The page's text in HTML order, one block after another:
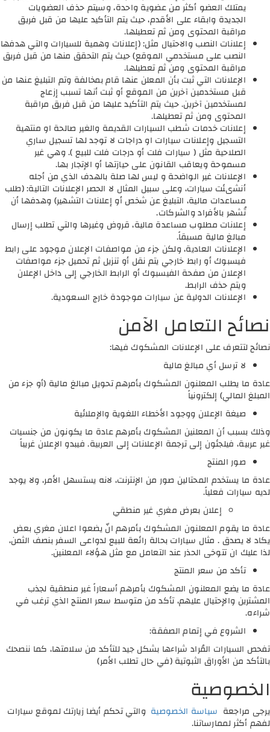
يمتلك العضو أكثر من عضوية واحدة، وسيتم حذف العضويات
الجديدة وابقاء على الأقدم، حيث يتم التأكيد عليها من قبل فريق
مراقبة المحتوى ومن ثم تعطيلها.
إعلانات النصب والاحتيال مثل: (إعلانات وهمية للسيارات والتي هدفها
النصب على مستخدمي الموقع) حيث يتم التحقق منها من قبل فريق
مراقبة المحتوى ومن ثم تعطيلها.
الإعلانات التي ثبت بأن المعلن عنها قام بمخالفة وتم التبليغ عنها من
قبل مستخدمين آخرين من الموقع أو ثبت أنها تسبب إزعاج
لمستخدمين آخرين. حيث يتم التأكيد عليها من قبل فريق مراقبة
المحتوى ومن ثم تعطيلها.
إعلانات خدمات شطب السيارات القديمة والغير صالحة او منتهية
التسجيل وإعلانات سيارات او دراجات لا توجد لها تسجيل ساري
الصلاحية مثل ( سيارات فلت أو درجات فلت للبيع ). وهي غير
مسموحة ويعاقب القانون على حيازتها أو الإتجار بها.
الإعلانات غير الواضحة و ليس لها صلة بالهدف الذي من أجله
أنشىئت سيارات، وعلى سبيل المثال لا الحصر الإعلانات التالية: (طلب
مساعدات مالية، التبليغ عن شخص أو إعلانات التشهير) وهدفها أن
تُشهر بالأفراد والشركات.
إعلانات مطلوب مساعدة مالية، قروض وغيرها والتي تطلب إرسال
مبالغ مالية مسبقاً.
الإعلانات العادية، ولكن جزء من مواصفات الإعلان موجود على رابط
فيسبوك أو رابط خارجي يتم نقل أو تنزيل ثم تحميل جزء مواصفات
الإعلان من صفحة الفيسبوك أو الرابط الخارجي إلى داخل الإعلان
ويتم حذف الرابط.
الإعلانات الدولية عن سيارات موجودة خارج السعودية.
نصائح التعامل الآمن
نصائح لتتعرف على الإعلانات المشكوك فيها:
لا ترسل أي مبالغ مالية
عادة ما يطلب المعلنون المشكوك بأمرهم تحويل مبالغ مالية (أو جزء من
المبلغ المالي) إلكترونياً
صيغة الإعلان ووجود الأخطاء اللغوية والإملائية
وذلك بسبب أن المعلنين المشكوك بأمرهم عادة ما يكونون من جنسيات
غير عربية، فيلجئون إلى ترجمة الإعلانات إلى العربية. فيبدو الإعلان غريباً
صور المنتج
عادة ما يستخدم المحتالين صور من الإنترنت، لانه يستسهل الأمر، ولا يوجد
لديه سيارات فعلياً.
إعلان بعرض مغري غير منطقي
عادة ما يقوم المعلنون المشكوك بأمرهم انّ يضعوا اعلان مغري بعض
يكاد لا يصدق . مثال سيارات بحالة رائعة للبيع لدواعى السفر بنصف الثمن،
لذا عليك ان تتوخى الحذر عند التعامل مع مثل هؤلاء المعلنين.
تأكد من سعر المنتج
عادة ما يضع المعلنون المشكوك بأمرهم أسعاراً غير منطقية لجذب
المشترين والإحتيال عليهم، تأكد من متوسط سعر المنتج الذي ترغب في
شراءه.
الشروع في إتمام الصفقة:
تفحص السيارات المُراد شراءها بشكل جيد للتأكد من سلامتها، كما ننصحك
بالتأكد من الأوراق الثبوتية (في حال تطلب الأمر)
الخصوصية
يرجى مراجعة سياسة الخصوصية والتي تحكم أيضا زيارتك لموقع سيارات
لفهم أكثر لممارساتنا.